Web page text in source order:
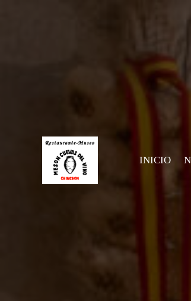
INICIO